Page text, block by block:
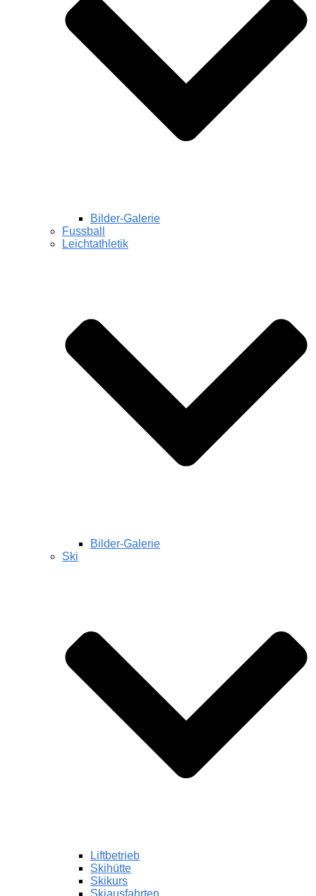
Bilder-Galerie
Fussball
Leichtathletik
Bilder-Galerie
Ski
Liftbetrieb
Skihütte
Skikurs
Skiausfahrten